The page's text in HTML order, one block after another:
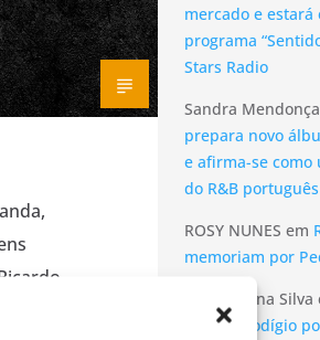
mercado e
programa
Stars Radio
Sandra Mendonça
prepara novo
e afirma-se como
do R&B português
ROSY NUNES em
memoriam por
Ana Cristina Silva
Hell: o prodígio